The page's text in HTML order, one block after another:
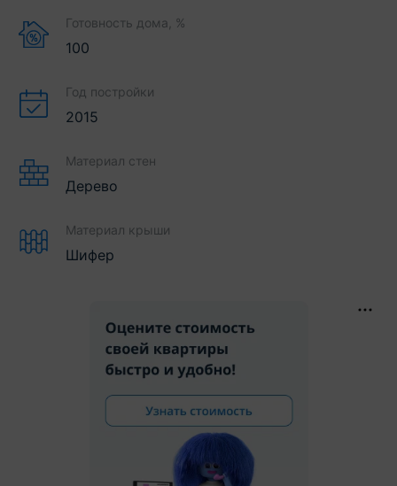
Готовность дома, %
100
Год постройки
2015
Материал стен
Дерево
Материал крыши
Шифер